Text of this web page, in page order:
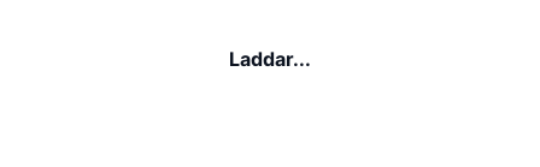
Laddar...